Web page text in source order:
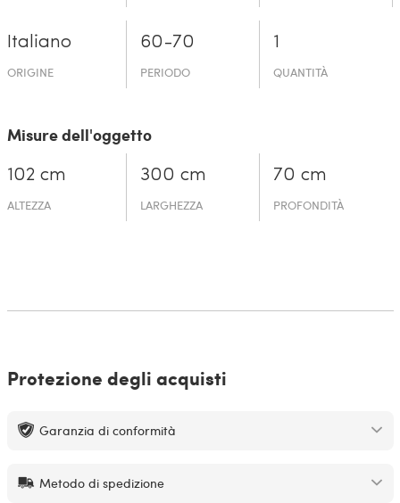
Italiano
ORIGINE
60-70
PERIODO
1
QUANTITÀ
Misure dell'oggetto
102 cm
ALTEZZA
300 cm
LARGHEZZA
70 cm
PROFONDITÀ
Protezione degli acquisti
Garanzia di conformità
Metodo di spedizione